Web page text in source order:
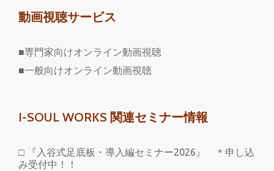
動画視聴サービス
■専門家向けオンライン動画視聴
■一般向けオンライン動画視聴
I-SOUL WORKS 関連セミナー情報
□ 『入谷式足底板・導入編セミナー2026』 ＊申し込
み受付中！！